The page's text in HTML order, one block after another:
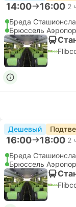
14:00 16:00 2
Бреда
Брюссель
Дешевый
16:00 18:00 2
Бреда
Брюссель